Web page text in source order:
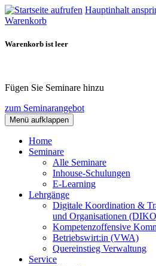
Hauptinhalt
Warenkorb
Warenkorb ist leer
Fügen Sie Seminare hinzu
zum Seminarangebot
Menü aufklappen
Home
Seminare
Alle Seminare
Inhouse-Schulungen
E-Learning
Lehrgänge
Digitale Koordination &
und Organisationen
Kompetenzoffensive
Betriebswirt:in (VWA)
Quereinstieg Verwaltung
Service